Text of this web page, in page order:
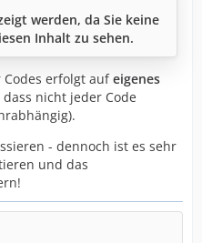
werden, da Sie keine
Inhalt zu sehen.
erfolgt aufeigenes
nicht jeder Code
- dennoch ist es sehr
und das